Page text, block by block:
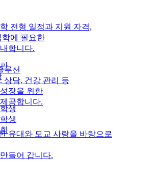
생
생
전형 일정과 지원 자격,
에 필요한
합니다.
루션
상담, 건강 관리 등
장을 위한
공합니다.
유대와 모교 사랑을 바탕으로
들어 갑니다.